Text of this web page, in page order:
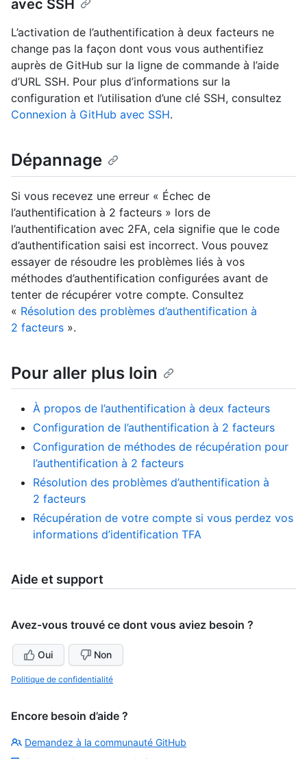
avec SSH
L’activation de l’authentification à deux facteurs ne
change pas la façon dont vous vous authentifiez
auprès de GitHub sur la ligne de commande à l’aide
d’URL SSH. Pour plus d’informations sur la
configuration et l’utilisation d’une clé SSH, consultez
Connexion à GitHub avec SSH.
Dépannage
Si vous recevez une erreur « Échec de
l’authentification à 2 facteurs » lors de
l’authentification avec 2FA, cela signifie que le code
d’authentification saisi est incorrect. Vous pouvez
essayer de résoudre les problèmes liés à vos
méthodes d’authentification configurées avant de
tenter de récupérer votre compte. Consultez
« Résolution des problèmes d’authentification à
2 facteurs ».
Pour aller plus loin
À propos de l’authentification à deux facteurs
Configuration de l’authentification à 2 facteurs
Configuration de méthodes de récupération pour
l’authentification à 2 facteurs
Résolution des problèmes d’authentification à
2 facteurs
Récupération de votre compte si vous perdez vos
informations d’identification TFA
Aide et support
Avez-vous trouvé ce dont vous aviez besoin ?
Oui Non
Politique de confidentialité
Encore besoin d’aide ?
Demandez à la communauté GitHub